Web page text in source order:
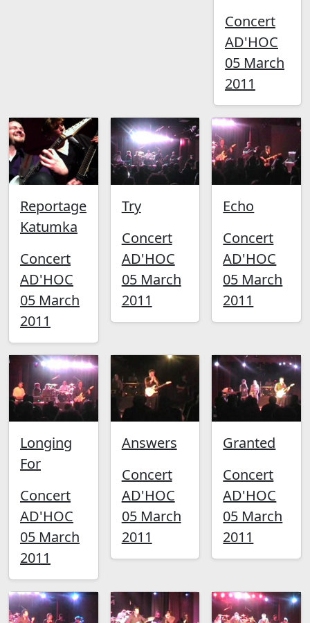
Concert
AD'HOC
05 March
2011
Reportage
Katumka
Concert
AD'HOC
05 March
2011
Try
Concert
AD'HOC
05 March
2011
Echo
Concert
AD'HOC
05 March
2011
Longing
For
Concert
AD'HOC
05 March
2011
Answers
Concert
AD'HOC
05 March
2011
Granted
Concert
AD'HOC
05 March
2011